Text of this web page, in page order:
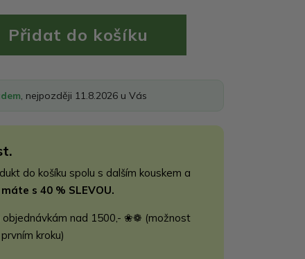
, nejpozději 11.8.2026 u Vás
do košíku spolu s dalším kouskem a
s 40 % SLEVOU.
objednávkám nad 1500,- ❀❁ (možnost
kroku)